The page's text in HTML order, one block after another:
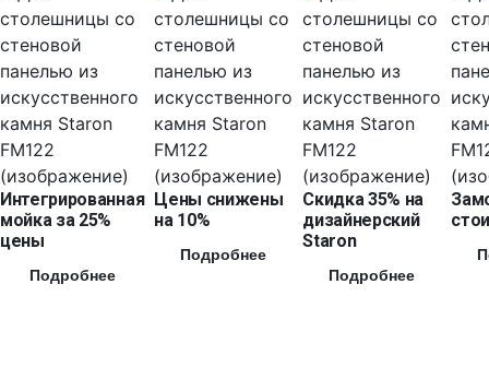
Интегрированная
мойка за 25%
цены
Подробнее
Цены снижены
на 10%
Подробнее
Скидка 35% на
дизайнерский
Staron
Подробнее